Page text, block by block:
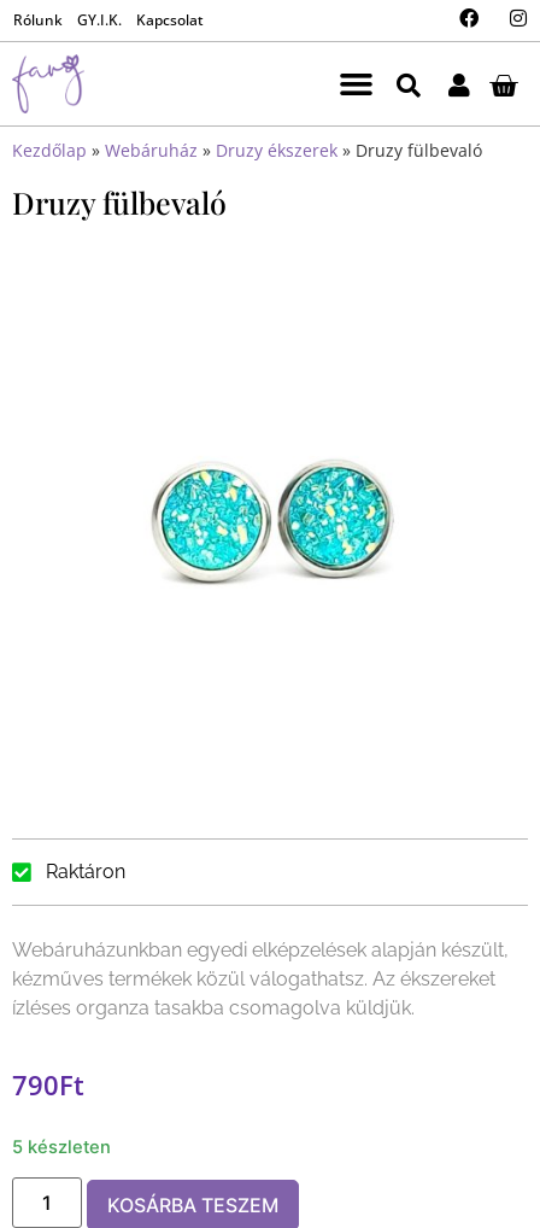
Rólunk GY.I.K. Kapcsolat
Kezdőlap » Webáruház » Druzy ékszerek » Druzy fülbevaló
Druzy fülbevaló
Raktáron
Webáruházunkban egyedi elképzelések alapján készült,
kézműves termékek közül válogathatsz. Az ékszereket
ízléses organza tasakba csomagolva küldjük.
790Ft
5 készleten
KOSÁRBA TESZEM